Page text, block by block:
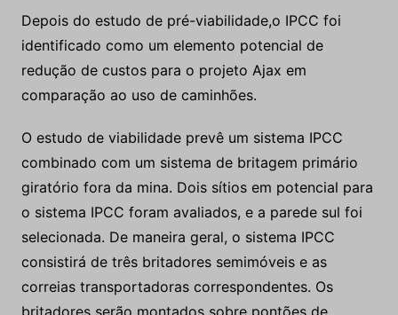
Depois do estudo de pré-viabilidade,o IPCC foi
identificado como um elemento potencial de
redução de custos para o projeto Ajax em
comparação ao uso de caminhões.
O estudo de viabilidade prevê um sistema IPCC
combinado com um sistema de britagem primário
giratório fora da mina. Dois sítios em potencial para
o sistema IPCC foram avaliados, e a parede sul foi
selecionada. De maneira geral, o sistema IPCC
consistirá de três britadores semimóveis e as
correias transportadoras correspondentes. Os